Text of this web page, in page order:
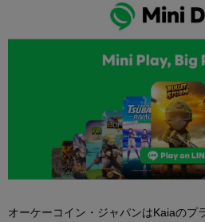
オーケーコイン・ジャパンはKaiaのプ